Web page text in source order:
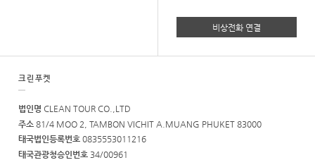
비상전화 연결
크린푸켓
법인명 CLEAN TOUR CO.,LTD
주소 81/4 MOO 2, TAMBON VICHIT A.MUANG PHUKET 83000
태국법인등록번호 0835553011216
태국관광청승인번호 34/00961